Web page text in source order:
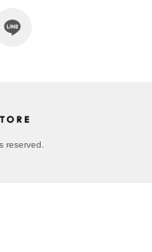
reserved.